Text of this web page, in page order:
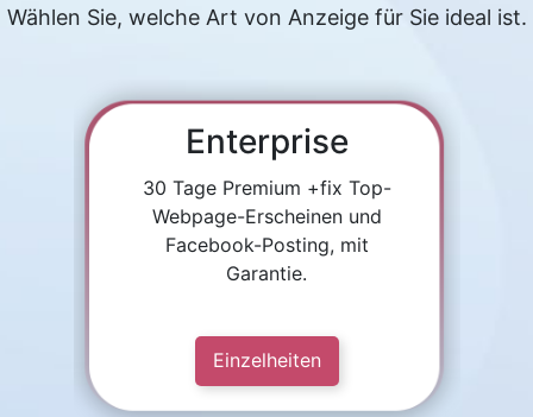
Wählen Sie, welche Art von Anzeige für Sie ideal ist.
Enterprise
30 Tage Premium +fix Top-
Webpage-Erscheinen und
Facebook-Posting, mit
Garantie.
Einzelheiten